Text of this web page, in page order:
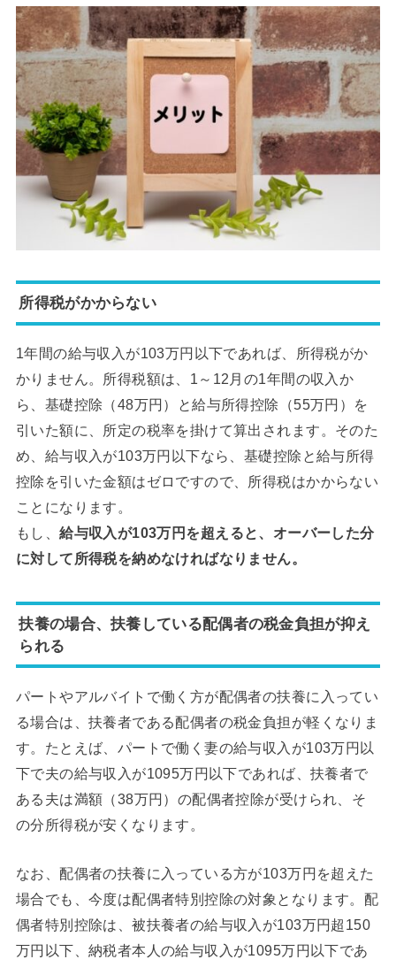
所得税がかからない
1年間の給与収入が103万円以下であれば、所得税がか
かりません。所得税額は、1～12月の1年間の収入か
ら、基礎控除（48万円）と給与所得控除（55万円）を
引いた額に、所定の税率を掛けて算出されます。そのた
め、給与収入が103万円以下なら、基礎控除と給与所得
控除を引いた金額はゼロですので、所得税はかからない
ことになります。
もし、給与収入が103万円を超えると、オーバーした分
に対して所得税を納めなければなりません。
扶養の場合、扶養している配偶者の税金負担が抑え
られる
パートやアルバイトで働く方が配偶者の扶養に入ってい
る場合は、扶養者である配偶者の税金負担が軽くなりま
す。たとえば、パートで働く妻の給与収入が103万円以
下で夫の給与収入が1095万円以下であれば、扶養者で
ある夫は満額（38万円）の配偶者控除が受けられ、そ
の分所得税が安くなります。
なお、配偶者の扶養に入っている方が103万円を超えた
場合でも、今度は配偶者特別控除の対象となります。配
偶者特別控除は、被扶養者の給与収入が103万円超150
万円以下、納税者本人の給与収入が1095万円以下であ